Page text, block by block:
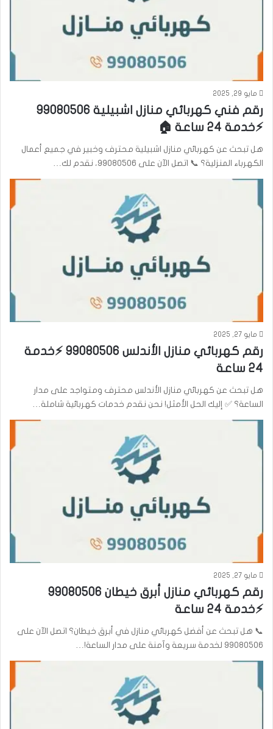
مايو 29, 2025
رقم فني كهربائي منازل اشبيلية 99080506
⚡خدمة 24 ساعة 🏠
هل تبحث عن كهربائي منازل اشبيلية محترف وخبير في جميع أعمال
الكهرباء المنزلية؟ 📞 اتصل الآن على 99080506، نقدم لك…
مايو 27, 2025
رقم كهربائي منازل الأندلس 99080506 ⚡خدمة
24 ساعة
هل تبحث عن كهربائي منازل الأندلس محترف ومتواجد على مدار
الساعة؟ ✅ إليك الحل الأمثل! نحن نقدم خدمات كهربائية شاملة…
مايو 27, 2025
رقم كهربائي منازل أبرق خيطان 99080506
⚡خدمة 24 ساعة
📞 هل تبحث عن أفضل كهربائي منازل في أبرق خيطان؟ اتصل الآن على
99080506 لخدمة سريعة وآمنة على مدار الساعة!…